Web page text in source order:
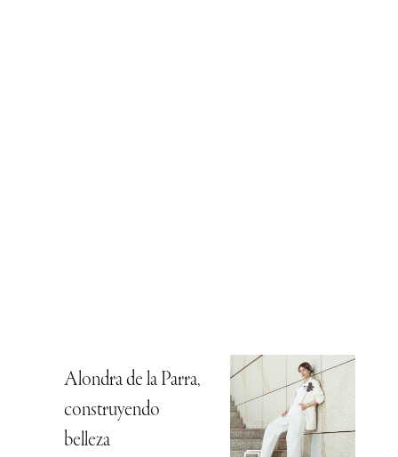
Alondra de la Parra,
construyendo
belleza